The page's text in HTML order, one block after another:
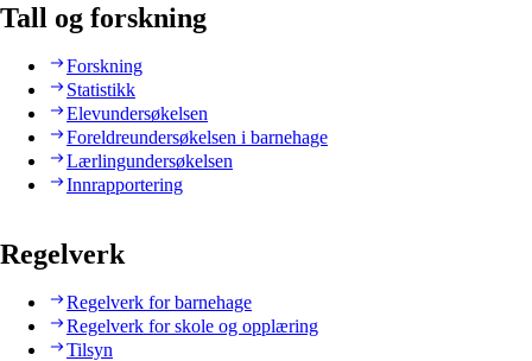
Tall og forskning
Forskning
Statistikk
Elevundersøkelsen
Foreldreundersøkelsen i barnehage
Lærlingundersøkelsen
Innrapportering
Regelverk
Regelverk for barnehage
Regelverk for skole og opplæring
Tilsyn